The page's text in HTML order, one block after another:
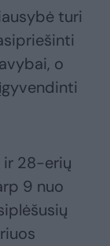
turi
o
ir 28-erių
9 nuo